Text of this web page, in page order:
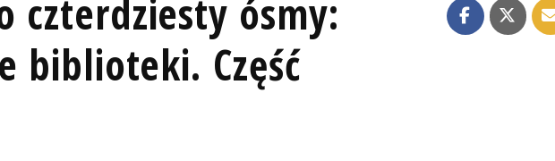
czterdziesty ósmy:
biblioteki. Część